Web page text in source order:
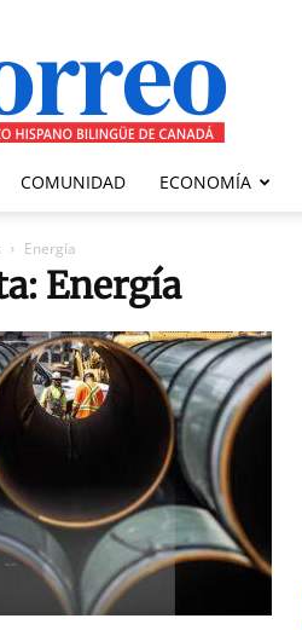
COMUNIDAD ECONOMÍA
Energía
Energía